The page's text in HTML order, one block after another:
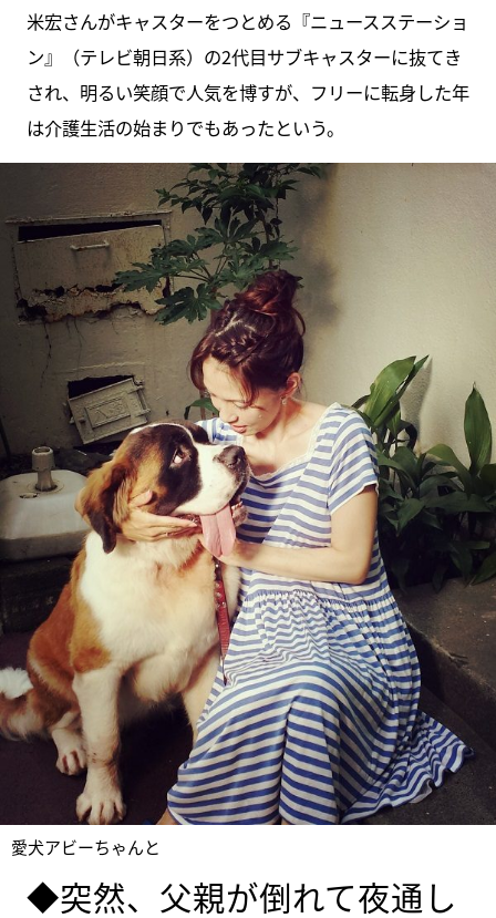
米宏さんがキャスターをつとめる『ニュースステーショ
ン』（テレビ朝日系）の2代目サブキャスターに抜てき
され、明るい笑顔で人気を博すが、フリーに転身した年
は介護生活の始まりでもあったという。
愛犬アビーちゃんと
◆突然、父親が倒れて夜通し